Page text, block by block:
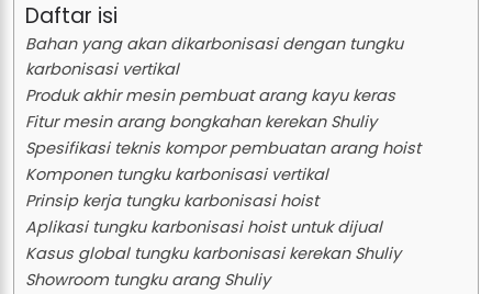
Daftar isi
Bahan yang akan dikarbonisasi dengan tungku
karbonisasi vertikal
Produk akhir mesin pembuat arang kayu keras
Fitur mesin arang bongkahan kerekan Shuliy
Spesifikasi teknis kompor pembuatan arang hoist
Komponen tungku karbonisasi vertikal
Prinsip kerja tungku karbonisasi hoist
Aplikasi tungku karbonisasi hoist untuk dijual
Kasus global tungku karbonisasi kerekan Shuliy
Showroom tungku arang Shuliy